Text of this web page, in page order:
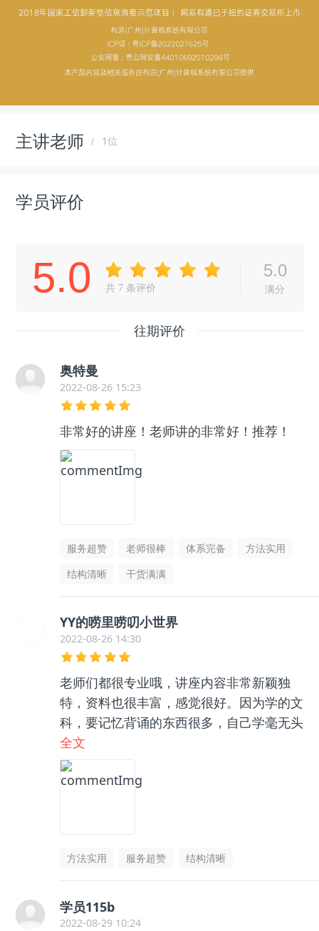
主讲老师 1位
学员评价
5.0 共 7 条评价
5.0
满分
往期评价
奥特曼
2022-08-26 15:23
非常好的讲座！老师讲的非常好！推荐！
服务超赞 老师很棒 体系完备
方法实用
结构清晰
干货满满
YY的唠里唠叨小世界
2022-08-26 14:30
老师们都很专业哦，讲座内容非常新颖独
特，资料也很丰富，感觉很好。因为学的文
科，要记忆背诵的东西很多，自己学毫无头
绪，和咨询老师聊了之后收获很大，逻辑框
架清晰了很多，总之很推荐👍🏻
全文
方法实用 服务超赞 结构清晰
学员115b
2022-08-29 10:24